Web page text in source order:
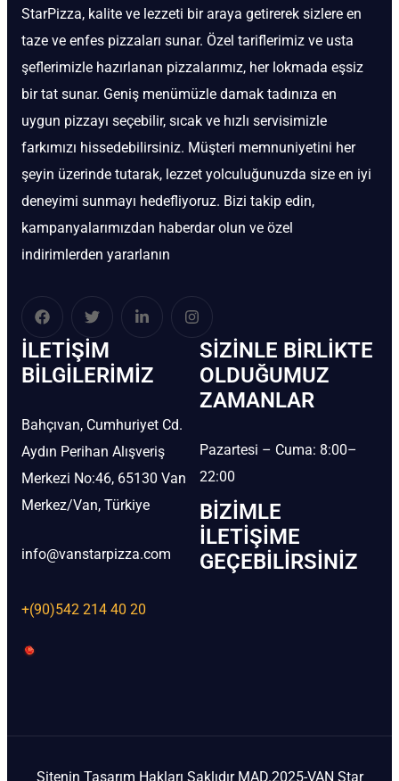
StarPizza, kalite ve lezzeti bir araya getirerek sizlere en
taze ve enfes pizzaları sunar. Özel tariflerimiz ve usta
şeflerimizle hazırlanan pizzalarımız, her lokmada eşsiz
bir tat sunar. Geniş menümüzle damak tadınıza en
uygun pizzayı seçebilir, sıcak ve hızlı servisimizle
farkımızı hissedebilirsiniz. Müşteri memnuniyetini her
şeyin üzerinde tutarak, lezzet yolculuğunuzda size en iyi
deneyimi sunmayı hedefliyoruz. Bizi takip edin,
kampanyalarımızdan haberdar olun ve özel
indirimlerden yararlanın
İLETIŞIM
BİLGILERIMIZ
Bahçıvan, Cumhuriyet Cd.
Aydın Perihan Alışveriş
Merkezi No:46, 65130 Van
Merkez/Van, Türkiye
info@vanstarpizza.com
+(90)542 214 40 20
SIZINLE BIRLIKTE
OLDUĞUMUZ
ZAMANLAR
Pazartesi – Cuma: 8:00–
22:00
BIZIMLE
İLETIŞIME
GEÇEBILIRSINIZ
Sitenin Tasarım Hakları Saklıdır MAD.2025-VAN Star